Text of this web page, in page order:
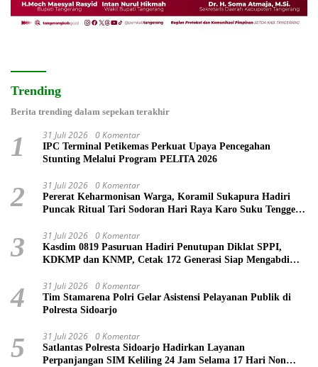
Trending
Berita trending dalam sepekan terakhir
1 31 Juli 2026 0 Komentar
IPC Terminal Petikemas Perkuat Upaya Pencegahan
Stunting Melalui Program PELITA 2026
2 31 Juli 2026 0 Komentar
Pererat Keharmonisan Warga, Koramil Sukapura Hadiri
Puncak Ritual Tari Sodoran Hari Raya Karo Suku Tengger
3 31 Juli 2026 0 Komentar
Kasdim 0819 Pasuruan Hadiri Penutupan Diklat SPPI,
KDKMP dan KNMP, Cetak 172 Generasi Siap Mengabdi
4 31 Juli 2026 0 Komentar
Tim Stamarena Polri Gelar Asistensi Pelayanan Publik di
Polresta Sidoarjo
5 31 Juli 2026 0 Komentar
Satlantas Polresta Sidoarjo Hadirkan Layanan
Perpanjangan SIM Keliling 24 Jam Selama 17 Hari Non